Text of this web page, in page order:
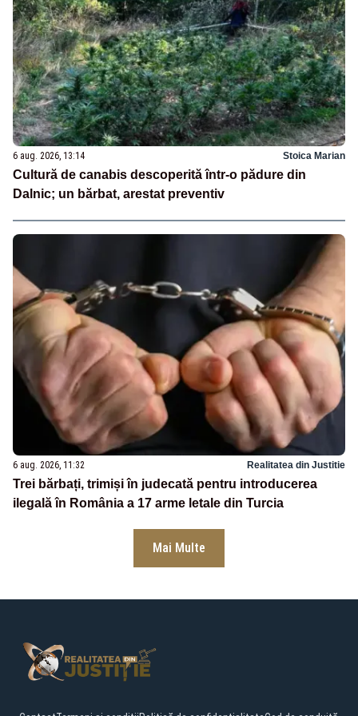
6 aug. 2026, 13:14 Stoica Marian
Cultură de canabis descoperită într-o pădure din
Dalnic; un bărbat, arestat preventiv
6 aug. 2026, 11:32 Realitatea din Justitie
Trei bărbați, trimiși în judecată pentru introducerea
ilegală în România a 17 arme letale din Turcia
Mai Multe